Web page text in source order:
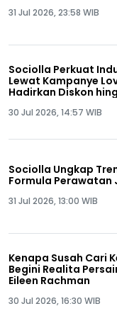
31 Jul 2026, 23:58 WIB
Sociolla Perkuat
Lewat Kampanye
Hadirkan Diskon
30 Jul 2026, 14:57 WIB
Sociolla Ungkap
Formula Perawatan
31 Jul 2026, 13:00 WIB
Kenapa Susah Cari
Begini Realita
Eileen Rachman
30 Jul 2026, 16:30 WIB